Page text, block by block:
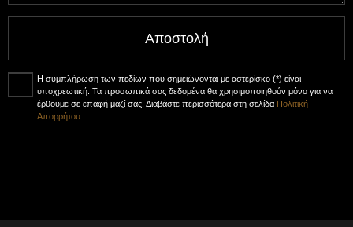
Η συμπλήρωση των πεδίων που σημειώνονται με αστερίσκο (*) είναι
υποχρεωτική. Τα προσωπικά σας δεδομένα θα χρησιμοποιηθούν μόνο για να
έρθουμε σε επαφή μαζί σας. Διαβάστε περισσότερα στη σελίδα Πολιτική
Απορρήτου
Αποστολή